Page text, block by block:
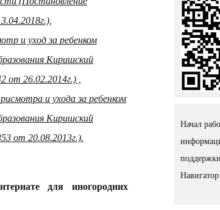
и уход за ребенком
Киришский
от 26.02.2014г.) ,
и ухода за ребенком
Киришский
от 20.08.2013г.).
для иногородних
Начал